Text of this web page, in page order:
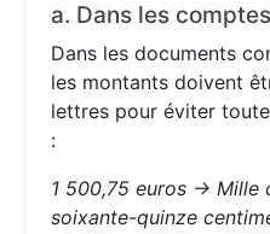
a. Dans les
Dans les documents
les montants doivent
lettres pour éviter
:
1 500,75 euros → Mille
soixante-quinze